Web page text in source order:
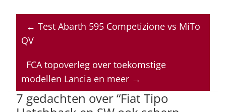
at
s
p
p
c
e
o
o
k
k
e
n
re
a
s
ai
l
← Test Abarth 595 Competizione vs MiTo
QV
FCA topoverleg over toekomstige
modellen Lancia en meer →
7 gedachten over “Fiat Tipo